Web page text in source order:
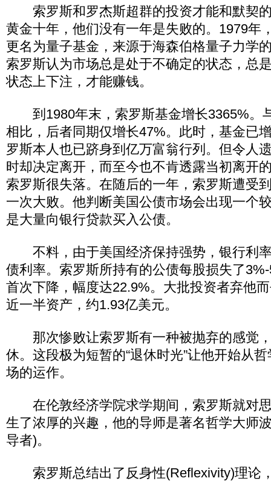
索罗斯和罗杰斯超群的投资才能和默契
黄金十年，他们没有一年是失败的。1979年
更名为量子基金，来源于海森伯格量子力学
索罗斯认为市场总是处于不确定的状态，总
状态上下注，才能赚钱。
到1980年末，索罗斯基金增长3365%。
相比，后者同期仅增长47%。此时，基金已
罗斯本人也已跻身到亿万富翁行列。但令人
时却决定离开，而至今也不肯透露当初离开
索罗斯很失落。在随后的一年，索罗斯遭受
一次大败。他判断美国公债市场会出现一个
是大量向银行贷款买入公债。
不料，由于美国经济保持强势，银行利
债利率。索罗斯所持有的公债每股损失了
首次下降，幅度达22.9%。大批投资者弃他
近一半资产，约1.93亿美元。
那次惨败让索罗斯有一种被抛弃的感觉
休。这段极为短暂的“退休时光”让他开始从
场的运作。
在伦敦经济学院求学期间，索罗斯就对
生了浓厚的兴趣，他的导师是著名哲学大师
导者)。
索罗斯总结出了反身性(Reflexivity)理论